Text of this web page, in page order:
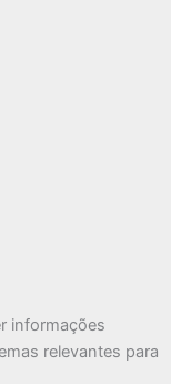
informações
relevantes para